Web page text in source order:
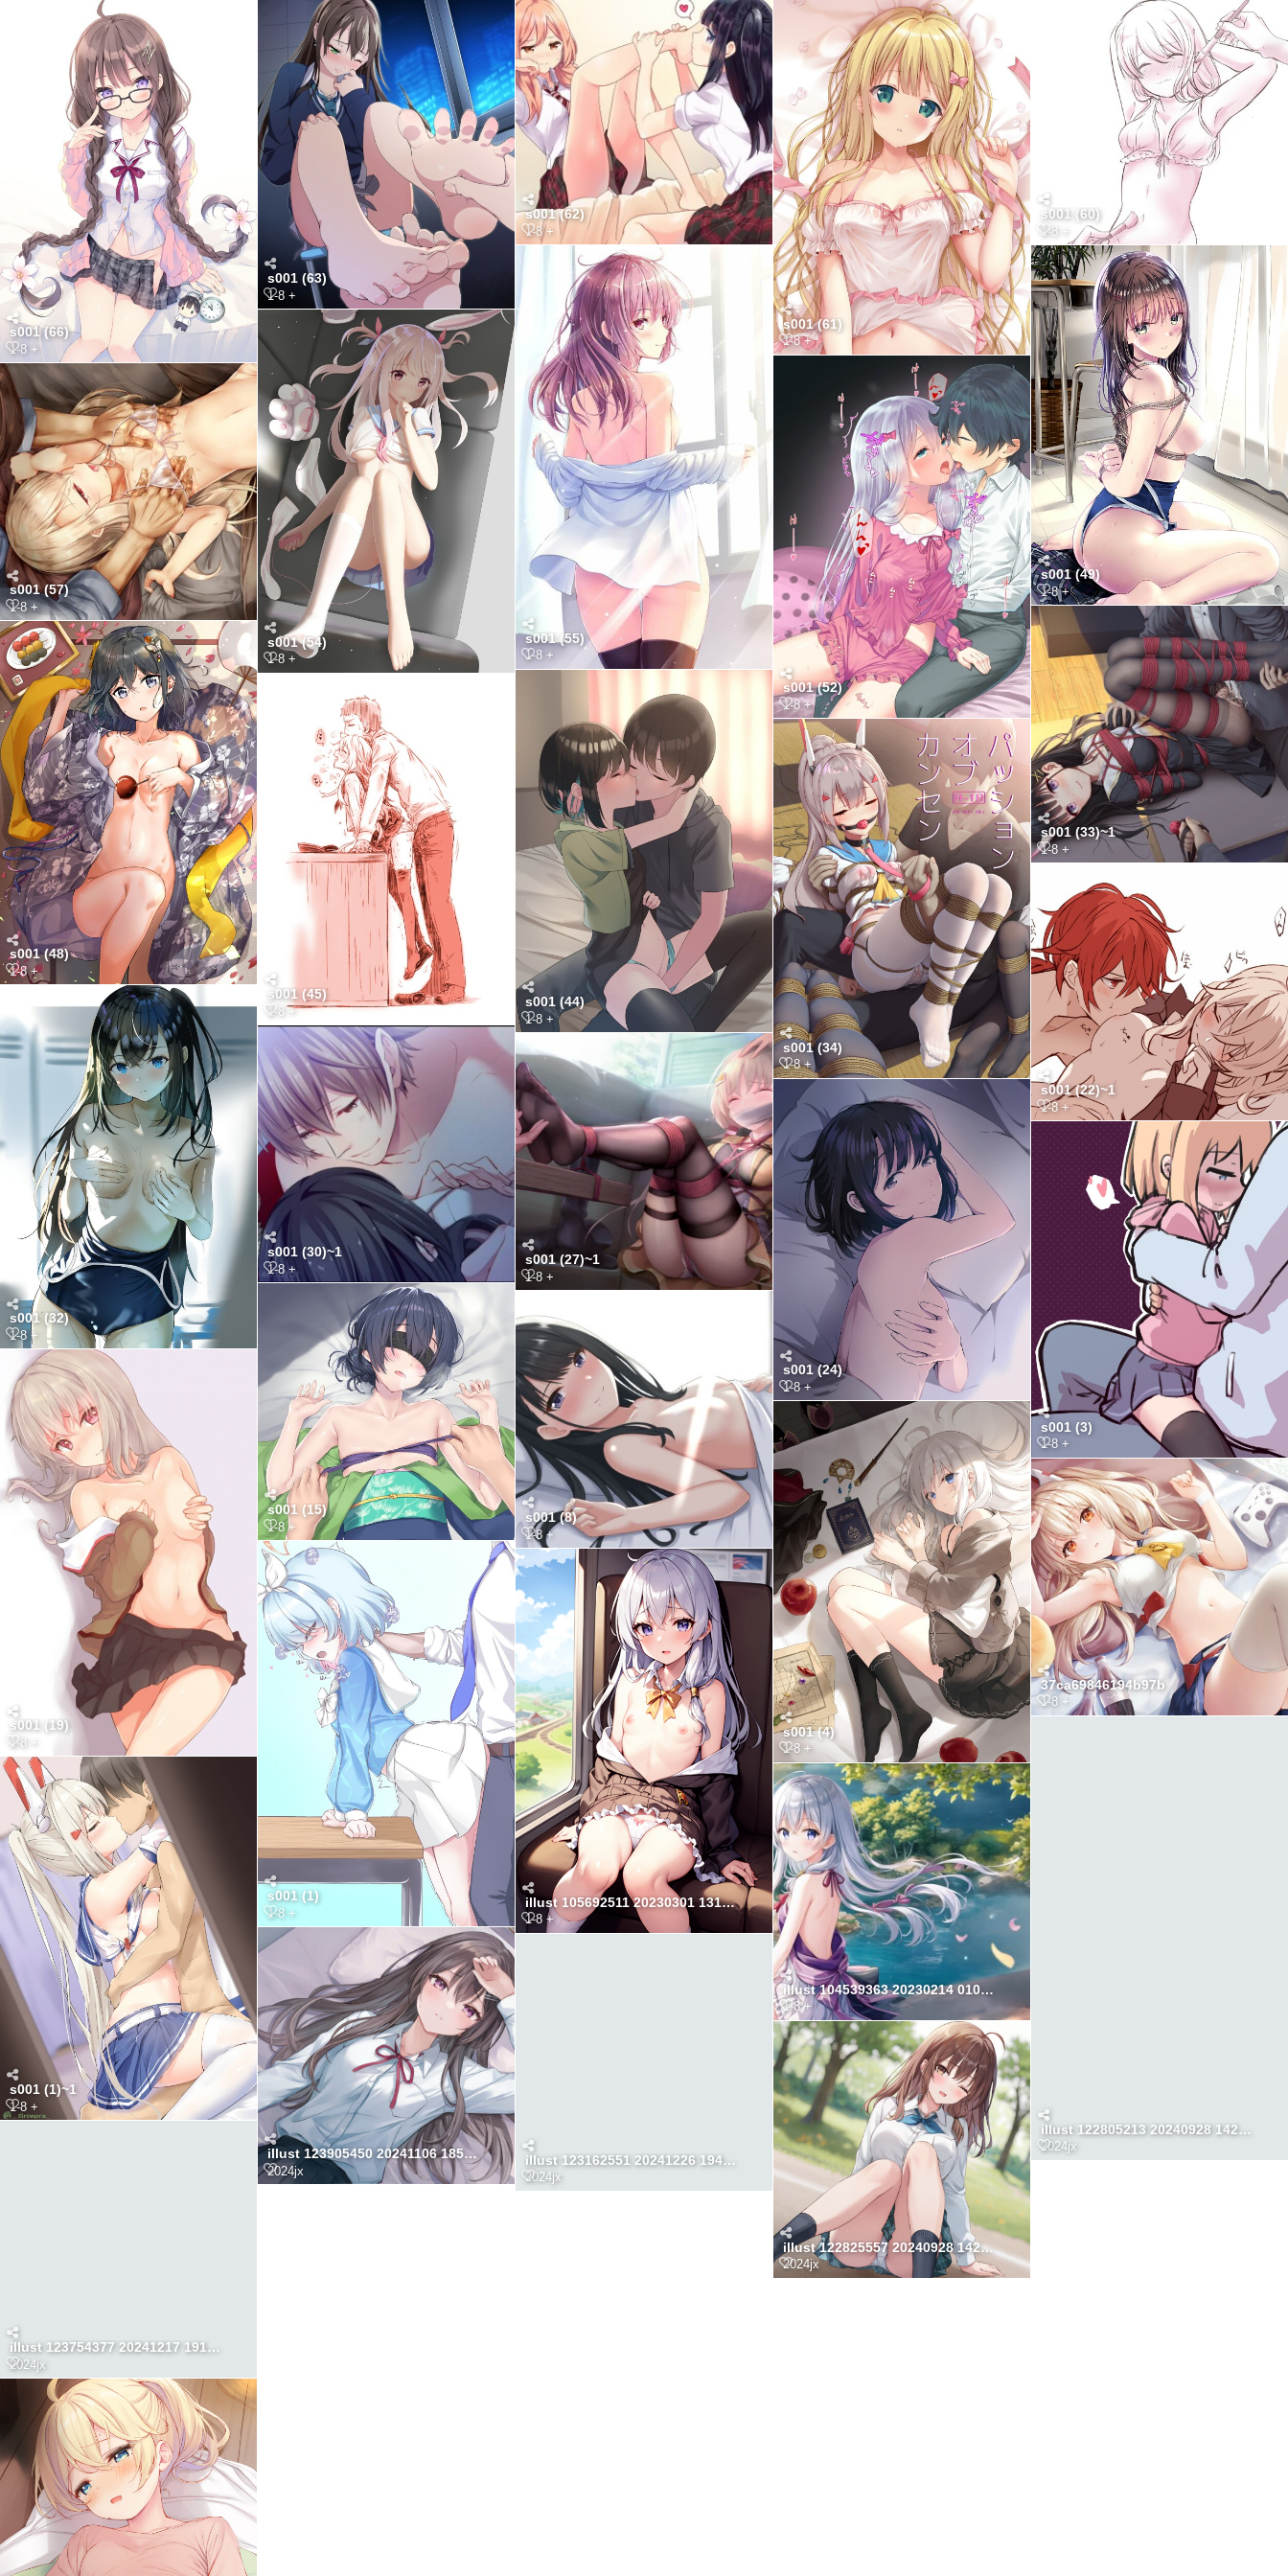
s001 (66)
1-8 +
s001 (63)
1-8 +
s001 (62)
1-8 +
s001 (61)
1-8 +
s001 (60)
1-8 +
s001 (57)
1-8 +
s001 (54)
1-8 +
s001 (55)
1-8 +
s001 (52)
1-8 +
s001 (49)
1-8 +
s001 (48)
1-8 +
s001 (45)
1-8 +
s001 (44)
1-8 +
s001 (34)
1-8 +
s001 (33)~1
1-8 +
s001 (32)
1-8 +
s001 (30)~1
1-8 +
s001 (27)~1
1-8 +
s001 (24)
1-8 +
s001 (22)~1
1-8 +
s001 (19)
1-8 +
s001 (15)
1-8 +
s001 (8)
1-8 +
s001 (4)
1-8 +
s001 (3)
1-8 +
s001 (1)~1
1-8 +
s001 (1)
1-8 +
illust 105692511 20230301 131410
1-8 +
illust 104539363 20230214 010024
1-8 +
37ca69846194b97b
1-8 +
illust 123754377 20241217 191549
2024jx
illust 123905450 20241106 185840
2024jx
illust 123162551 20241226 194108
2024jx
illust 122825557 20240928 142920
2024jx
illust 122805213 20240928 142945
2024jx